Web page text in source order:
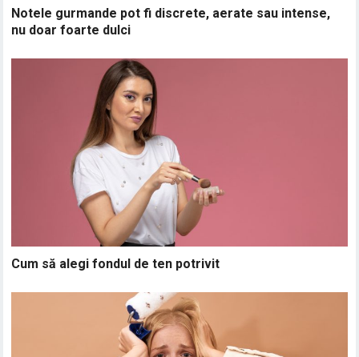
Notele gurmande pot fi discrete, aerate sau intense,
nu doar foarte dulci
Cum să alegi fondul de ten potrivit